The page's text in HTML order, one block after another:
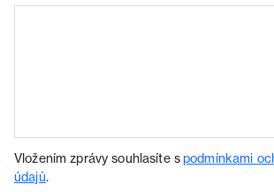
Vložením zprávy souhlasíte spodmínkami
údajů.